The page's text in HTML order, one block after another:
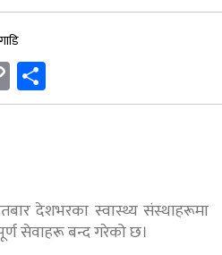
Copy
Link
देशभरका स्वास्थ्य संस्थाहरूमा
सेवाहरू बन्द गरेको छ।